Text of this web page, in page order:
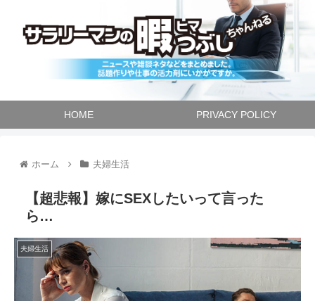
HOME PRIVACY POLICY
ホーム 夫婦生活
【超悲報】嫁にSEXしたいって言った
ら…
夫婦生活